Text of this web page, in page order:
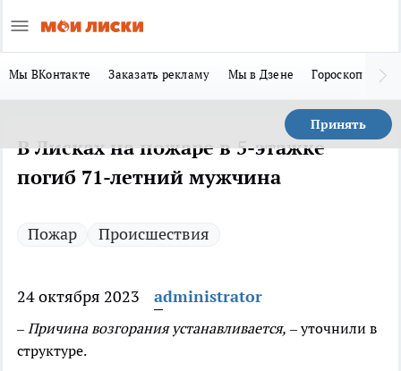
Мы ВКонтакте Заказать рекламу Мы в Дзене Гороскоп
Принять
В Лисках на пожаре в 5-этажке
погиб 71-летний мужчина
Пожар Происшествия
24 октября 2023 administrator
– Причина возгорания устанавливается, – уточнили в
структуре.